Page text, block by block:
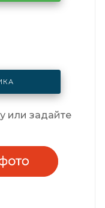
или задайте